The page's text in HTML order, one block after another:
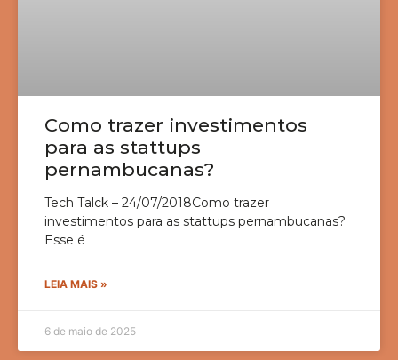
Como trazer investimentos
para as stattups
pernambucanas?
Tech Talck – 24/07/2018Como trazer
investimentos para as stattups pernambucanas?
Esse é
LEIA MAIS »
6 de maio de 2025